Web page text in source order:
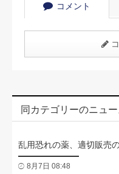
コメント
同カテゴリーのニュー
乱用恐れの薬、適切販売
8月7日 08:48